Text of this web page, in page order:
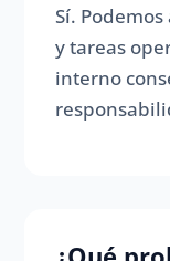
Sí.
y tareas
interno